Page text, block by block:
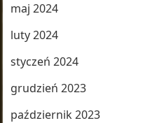
maj 2024
luty 2024
styczeń 2024
grudzień 2023
październik 2023